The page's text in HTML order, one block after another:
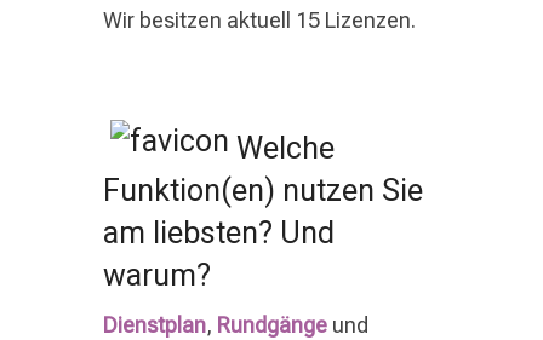
Wir besitzen aktuell 15 Lizenzen.
Welche
Funktion(en) nutzen Sie
am liebsten? Und
warum?
Dienstplan, Rundgänge und